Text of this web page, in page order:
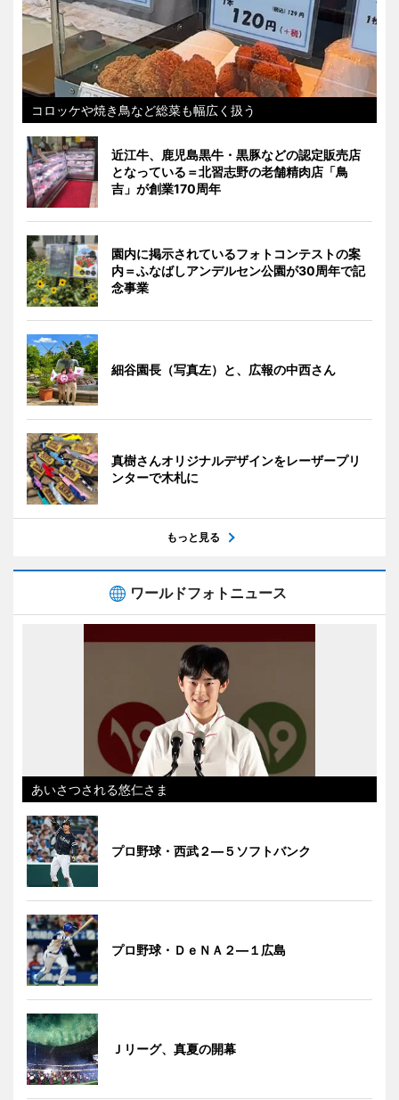
コロッケや焼き鳥など総菜も幅広く扱う
近江牛、鹿児島黒牛・黒豚などの認定販売店
となっている＝北習志野の老舗精肉店「鳥
吉」が創業170周年
園内に掲示されているフォトコンテストの案
内＝ふなばしアンデルセン公園が30周年で記
念事業
細谷園長（写真左）と、広報の中西さん
真樹さんオリジナルデザインをレーザープリ
ンターで木札に
もっと見る
ワールドフォトニュース
あいさつされる悠仁さま
プロ野球・西武２―５ソフトバンク
プロ野球・ＤｅＮＡ２―１広島
Ｊリーグ、真夏の開幕